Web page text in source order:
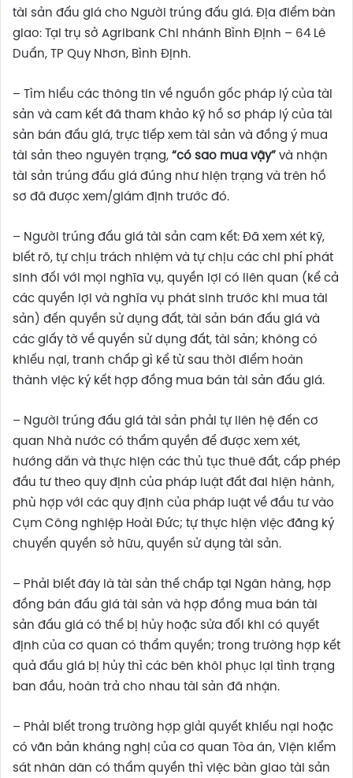
tài sản đấu giá cho Người trúng đấu giá. Địa điểm bàn
giao: Tại trụ sở Agribank Chi nhánh Bình Định – 64 Lê
Duẩn, TP Quy Nhơn, Bình Định.
– Tìm hiểu các thông tin về nguồn gốc pháp lý của tài
sản và cam kết đã tham khảo kỹ hồ sơ pháp lý của tài
sản bán đấu giá, trực tiếp xem tài sản và đồng ý mua
tài sản theo nguyên trạng, “có sao mua vậy” và nhận
tài sản trúng đấu giá đúng như hiện trạng và trên hồ
sơ đã được xem/giám định trước đó.
– Người trúng đấu giá tài sản cam kết: Đã xem xét kỹ,
biết rõ, tự chịu trách nhiệm và tự chịu các chi phí phát
sinh đối với mọi nghĩa vụ, quyền lợi có liên quan (kể cả
các quyền lợi và nghĩa vụ phát sinh trước khi mua tài
sản) đến quyền sử dụng đất, tài sản bán đấu giá và
các giấy tờ về quyền sử dụng đất, tài sản; không có
khiếu nại, tranh chấp gì kể từ sau thời điểm hoàn
thành việc ký kết hợp đồng mua bán tài sản đấu giá.
– Người trúng đấu giá tài sản phải tự liên hệ đến cơ
quan Nhà nước có thẩm quyền để được xem xét,
hướng dẫn và thực hiện các thủ tục thuê đất, cấp phép
đầu tư theo quy định của pháp luật đất đai hiện hành,
phù hợp với các quy định của pháp luật về đầu tư vào
Cụm Công nghiệp Hoài Đức; tự thực hiện việc đăng ký
chuyển quyền sở hữu, quyền sử dụng tài sản.
– Phải biết đây là tài sản thế chấp tại Ngân hàng, hợp
đồng bán đấu giá tài sản và hợp đồng mua bán tài
sản đấu giá có thể bị hủy hoặc sửa đổi khi có quyết
định của cơ quan có thẩm quyền; trong trường hợp kết
quả đấu giá bị hủy thì các bên khôi phục lại tình trạng
ban đầu, hoàn trả cho nhau tài sản đã nhận.
– Phải biết trong trường hợp giải quyết khiếu nại hoặc
có văn bản kháng nghị của cơ quan Tòa án, Viện kiểm
sát nhân dân có thẩm quyền thì việc bàn giao tài sản